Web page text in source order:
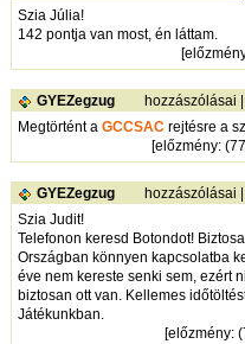
Szia Júlia!
142 pontja van most, én láttam.
[
GYEZegzug hozzászólásai
Megtörtént aGCCSAC rejtésre a
[előzmény:
GYEZegzug hozzászólásai
Szia Judit!
Telefonon keresd Botondot!
Országban könnyen kapcsolatba
éve nem kereste senki sem, ezért
biztosan ott van. Kellemes
Játékunkban.
[előzmény: